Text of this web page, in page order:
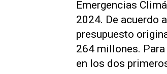
Emergencias
2024. De acuerdo
presupuesto
264 millones.
en los dos